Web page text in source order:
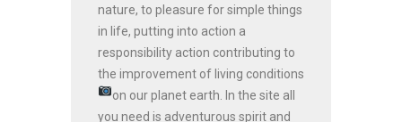
nature, to pleasure for simple things
in life, putting into action a
responsibility action contributing to
the improvement of living conditions
on our planet earth.
In the site all
you need is adventurous spirit and